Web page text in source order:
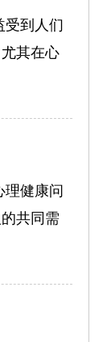
受到人们
其在心
健康问
共同需